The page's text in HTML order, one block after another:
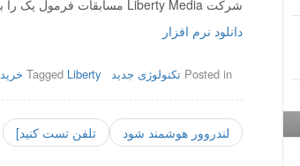
شرکت Liberty Media مسابقات فرمول یک را به ارزش ۸.۵ میلیارد دلار خرید
دانلود نرم افزار
Posted in تکنولوژی جدید Tagged Liberty خرید
تلفن تست کنید] لندروور هوشمند شود